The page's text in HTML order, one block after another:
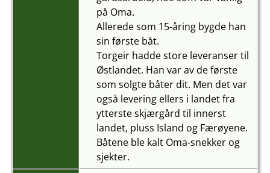
på Oma.
Allerede som 15-åring bygde han
sin første båt.
Torgeir hadde store leveranser til
Østlandet. Han var av de første
som solgte båter dit. Men det var
også levering ellers i landet fra
ytterste skjærgård til innerst
landet, pluss Island og Færøyene.
Båtene ble kalt Oma-snekker og
sjekter.